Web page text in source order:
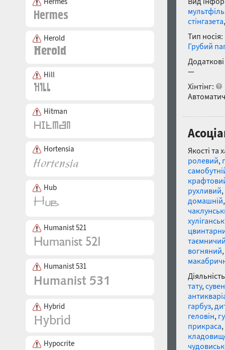
Herold
Hill
Hitman
Hortensia
Hub
Humanist 521
Humanist 531
Hybrid
Hypocrite
стінгазета
Тип носія:
Грубий
—
Хінтінг:
Якості та
ролевий,
рухливий,
домашній
вогняний,
тату,
гарбуз,
геловін,
прикраса,